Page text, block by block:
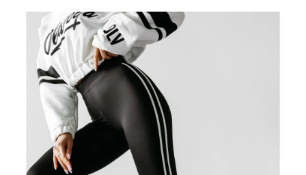
produktu
hviezdičiek.